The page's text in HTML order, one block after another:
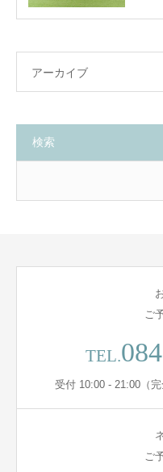
アーカイブ
検索
ご
TEL.
受付 10:00 - 21:00（
ご